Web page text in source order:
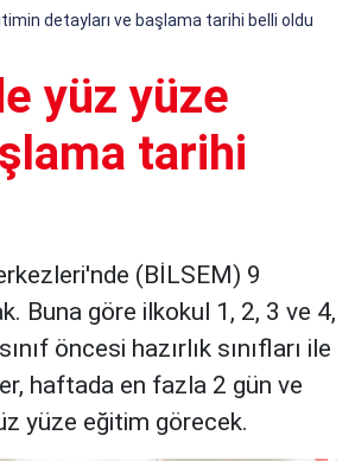
detayları ve başlama tarihi belli oldu
yüz yüze
tarihi
(BİLSEM) 9
Buna göre ilkokul 1, 2, 3 ve 4,
öncesi hazırlık sınıfları ile
haftada en fazla 2 gün ve
yüze eğitim görecek.